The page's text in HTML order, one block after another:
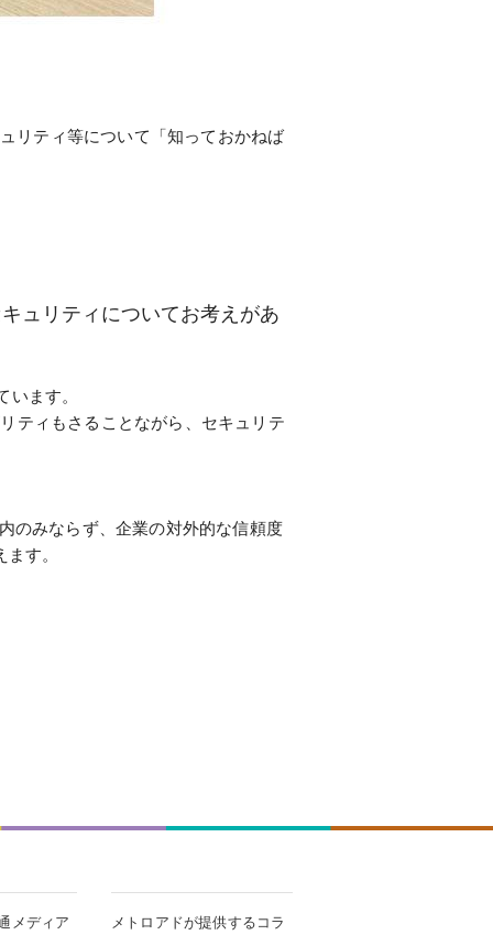
リティ等について「知っておかねば
ュリティについてお考えがあ
ます。
ティもさることながら、セキュリテ
のみならず、企業の対外的な信頼度
す。
メディア
メトロアドが提供するコラ